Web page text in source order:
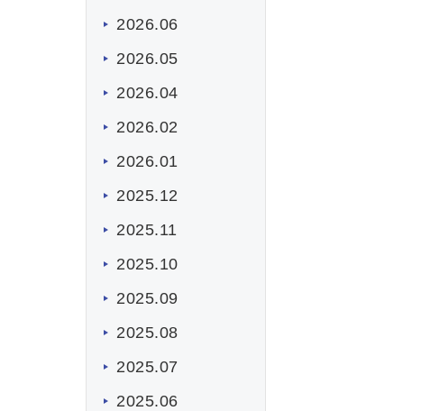
2026.06
2026.05
2026.04
2026.02
2026.01
2025.12
2025.11
2025.10
2025.09
2025.08
2025.07
2025.06